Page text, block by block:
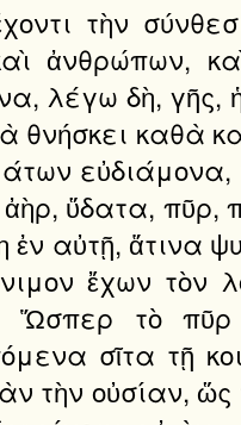
τὴν
ἀνθρώπων,
λέγω δὴ, γῆς,
θνήσκει καθὰ
εὐδιάμονα,
ὕδατα, πῦρ,
αὐτῇ, ἅτινα
ἔχων τὸν
Ὥσπερ τὸ
σῖτα τῇ
τὴν οὐσίαν,